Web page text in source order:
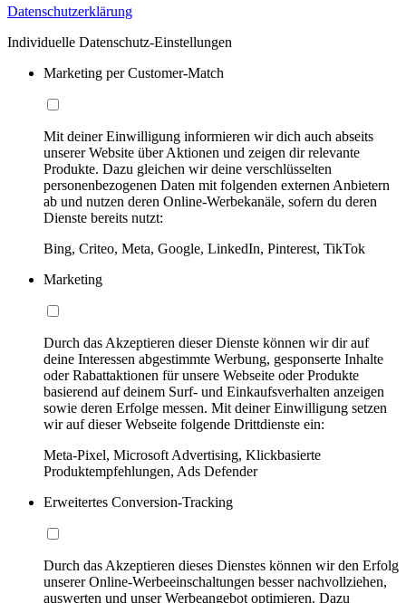
Datenschutzerklärung
Individuelle Datenschutz-Einstellungen
Marketing per Customer-Match
Mit deiner Einwilligung informieren wir dich auch abseits
unserer Website über Aktionen und zeigen dir relevante
Produkte. Dazu gleichen wir deine verschlüsselten
personenbezogenen Daten mit folgenden externen Anbietern
ab und nutzen deren Online-Werbekanäle, sofern du deren
Dienste bereits nutzt:
Bing, Criteo, Meta, Google, LinkedIn, Pinterest, TikTok
Marketing
Durch das Akzeptieren dieser Dienste können wir dir auf
deine Interessen abgestimmte Werbung, gesponserte Inhalte
oder Rabattaktionen für unsere Webseite oder Produkte
basierend auf deinem Surf- und Einkaufsverhalten anzeigen
sowie deren Erfolge messen. Mit deiner Einwilligung setzen
wir auf dieser Webseite folgende Drittdienste ein:
Meta-Pixel, Microsoft Advertising, Klickbasierte
Produktempfehlungen, Ads Defender
Erweitertes Conversion-Tracking
Durch das Akzeptieren dieses Dienstes können wir den Erfolg
unserer Online-Werbeeinschaltungen besser nachvollziehen,
auswerten und unser Werbeangebot optimieren. Dazu